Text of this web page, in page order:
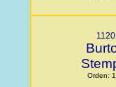
1120
Orden: